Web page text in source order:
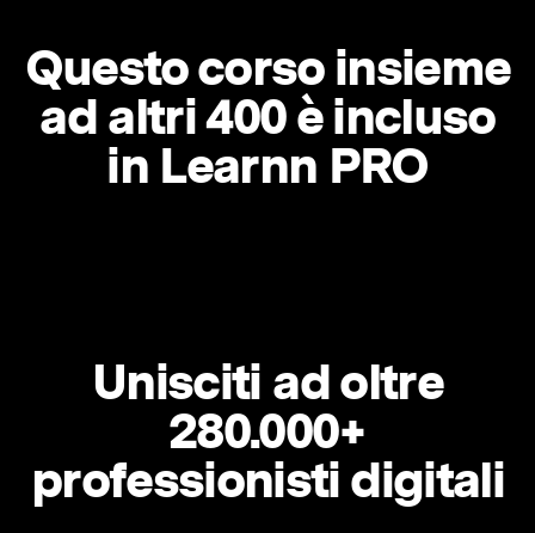
Questo corso insieme
ad altri 400 è incluso
in Learnn PRO
Unisciti ad oltre
280.000+
professionisti digitali